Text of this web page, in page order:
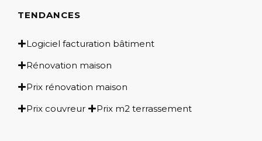
TENDANCES
Logiciel facturation bâtiment
Rénovation maison
Prix rénovation maison
Prix couvreur
Prix m2 terrassement